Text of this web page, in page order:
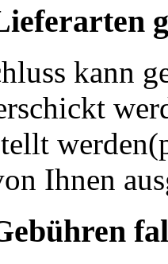
kann
Ihnen